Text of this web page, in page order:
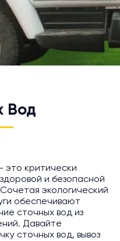
Вод
- это критически
и безопасной
экологический
обеспечивают
сточных вод из
Давайте
сточных вод, вывоз